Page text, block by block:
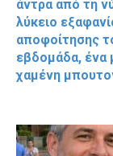
άντρα από τη
λύκειο
αποφοίτησης
εβδομάδα, ένα
χαμένη